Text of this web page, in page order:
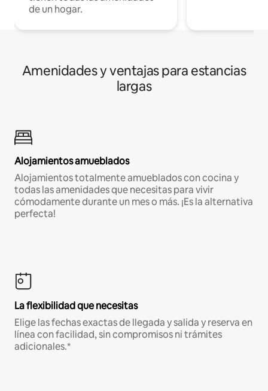
de un hogar.
Amenidades y ventajas para estancias
largas
Alojamientos amueblados
Alojamientos totalmente amueblados con cocina y
todas las amenidades que necesitas para vivir
cómodamente durante un mes o más. ¡Es la alternativa
perfecta!
La flexibilidad que necesitas
Elige las fechas exactas de llegada y salida y reserva en
línea con facilidad, sin compromisos ni trámites
adicionales.*